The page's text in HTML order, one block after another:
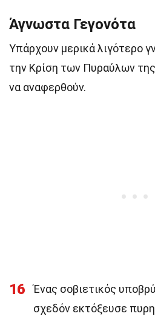
Άγνωστα Γεγονότα
Υπάρχουν μερικά λιγότερο
την Κρίση των Πυραύλων
να αναφερθούν.
16
Ένας σοβιετικός
σχεδόν εκτόξευσε